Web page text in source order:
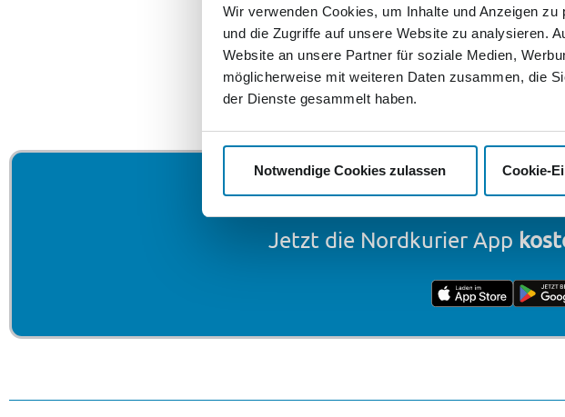
Wir verwenden Cookies, um Inhalte und Anzeigen
und die Zugriffe auf unsere Website zu analysieren.
Website an unsere Partner für soziale Medien,
möglicherweise mit weiteren Daten zusammen, die
der Dienste gesammelt haben.
Notwendige Cookies zulassen Cookie-
Kostenlos für
Jetzt die Nordkurier App